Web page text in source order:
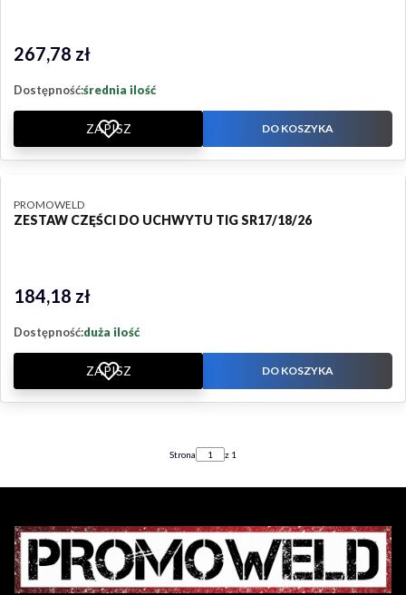
Cena
267,78 zł
Dostępność:średnia ilość
ZAPISZ DO KOSZYKA
ZESTAW CZĘŚCI DO UCHWYTU TIG SR17/18/26
PRODUCENT
PROMOWELD
Cena
184,18 zł
Dostępność:duża ilość
ZAPISZ DO KOSZYKA
Strona z 1